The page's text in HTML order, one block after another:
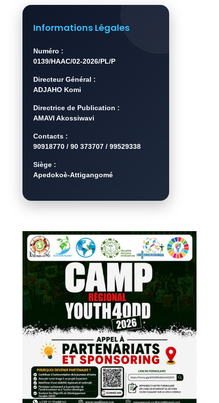
Informations Légales
Numéro :
0139/HAAC/02-2026/PL/P
Directeur Général :
ADJAHO Komi
Directrice de Publication :
AMAVI Akossiwavi
Contacts :
90918770 / 90 373707 / 99529338
Siège :
Apedokoè-Attigangomé